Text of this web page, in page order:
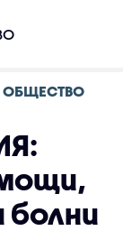
ОБЩЕСТВО
болни